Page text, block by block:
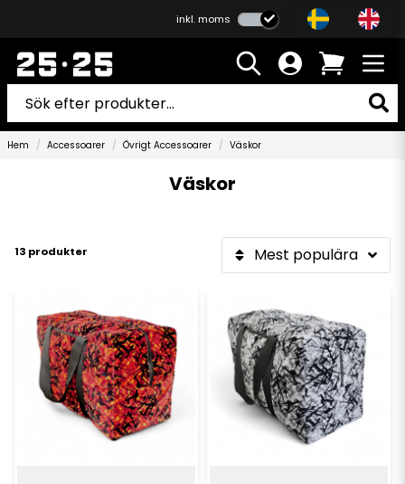
inkl. moms
Hem Accessoarer Övrigt Accessoarer Väskor
Väskor
13 produkter Mest populära